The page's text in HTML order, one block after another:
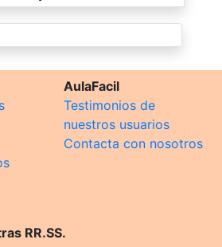
AulaFacil
Testimonios de
nuestros usuarios
Contacta con nosotros
RR.SS.